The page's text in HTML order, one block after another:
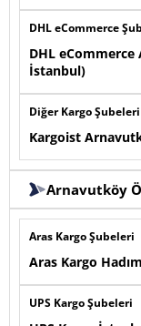
DHL eCommerce
DHL
İstanbul)
Diğer Kargo Şubeleri
Kargoist
Arnavutköy
Aras Kargo Şubeleri
Aras Kargo
UPS Kargo Şubeleri